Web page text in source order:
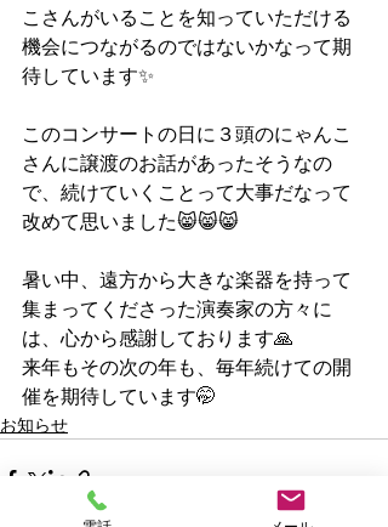
こさんがいることを知っていただける
機会につながるのではないかなって期
待しています✨
このコンサートの日に３頭のにゃんこ
さんに譲渡のお話があったそうなの
で、続けていくことって大事だなって
改めて思いました😸😸😸
暑い中、遠方から大きな楽器を持って
集まってくださった演奏家の方々に
は、心から感謝しております🙏
来年もその次の年も、毎年続けての開
催を期待しています🤭
お知らせ